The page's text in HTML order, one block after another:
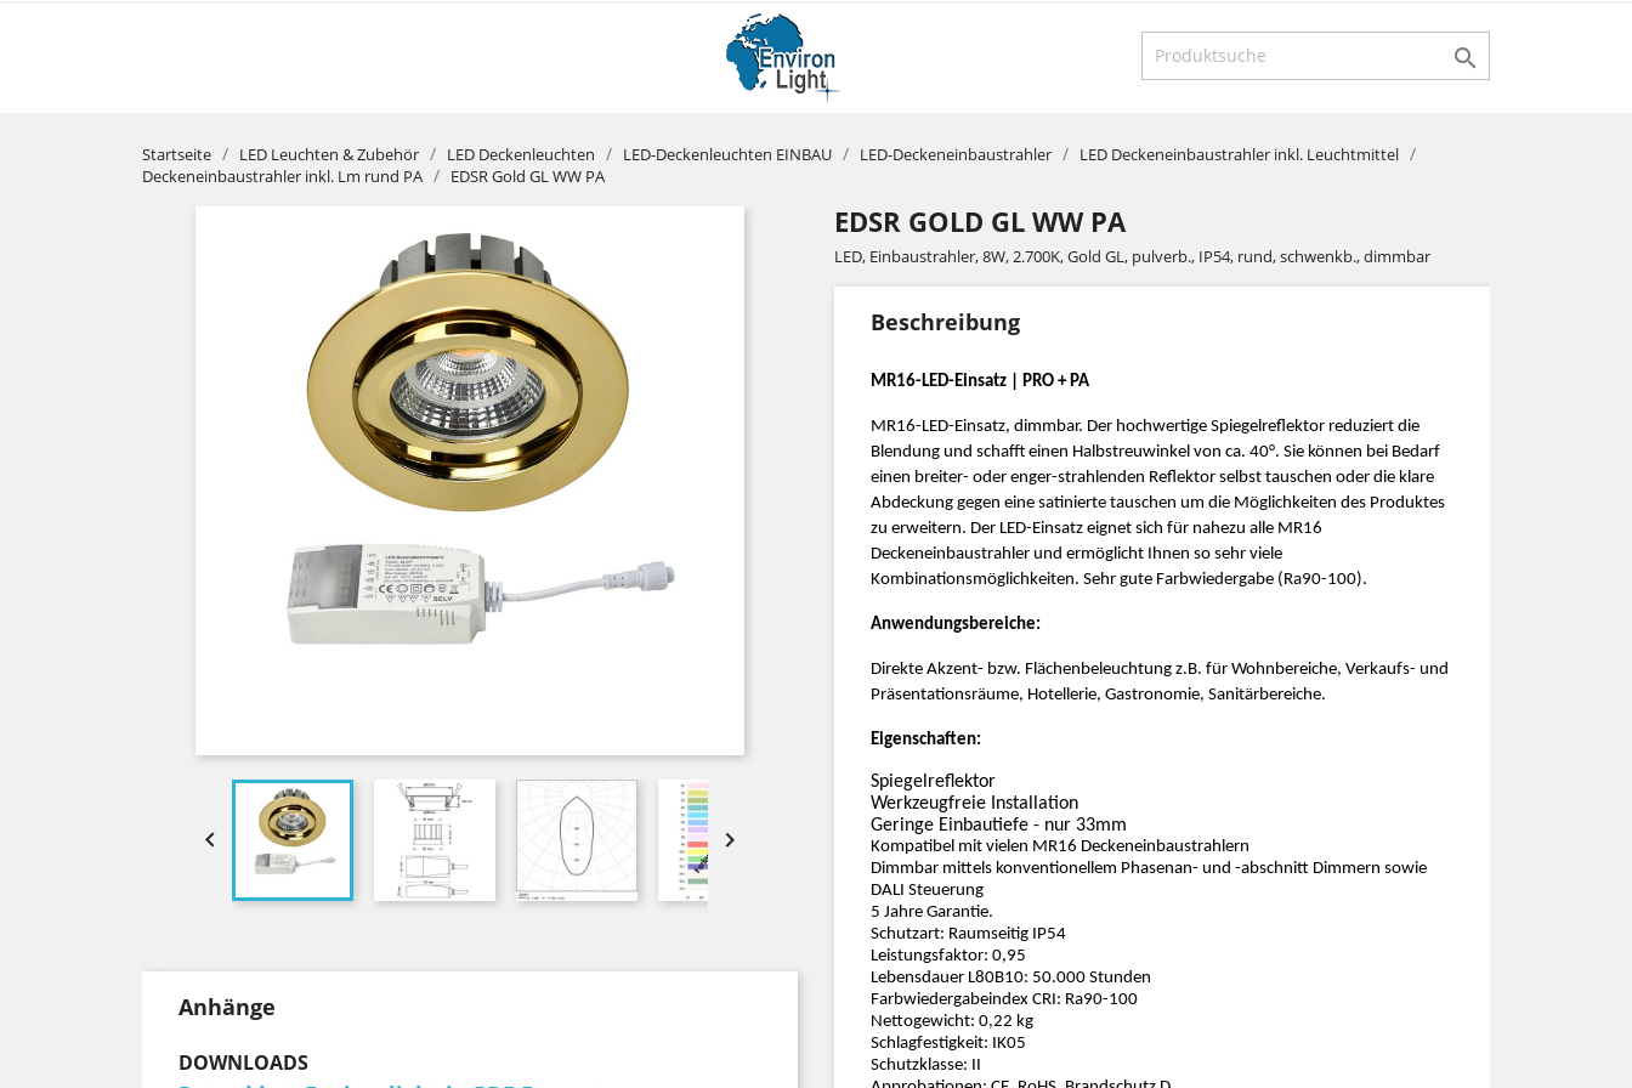

Startseite LED Leuchten & Zubehör LED Deckenleuchten LED-Deckenleuchten EINBAU LED-Deckeneinbaustrahler
LED Deckeneinbaustrahler inkl. Leuchtmittel
Deckeneinbaustrahler inkl. Lm rund PA
EDSR Gold GL WW PA
 
Anhänge
DOWNLOADS
EDSR GOLD GL WW PA
LED, Einbaustrahler, 8W, 2.700K, Gold GL, pulverb., IP54, rund, schwenkb., dimmbar
Beschreibung
MR16-LED-Einsatz | PRO + PA
MR16-LED-Einsatz, dimmbar. Der hochwertige Spiegelreflektor reduziert die
Blendung und schafft einen Halbstreuwinkel von ca. 40°. Sie können bei Bedarf
einen breiter- oder enger-strahlenden Reflektor selbst tauschen oder die klare
Abdeckung gegen eine satinierte tauschen um die Möglichkeiten des Produktes
zu erweitern. Der LED-Einsatz eignet sich für nahezu alle MR16
Deckeneinbaustrahler und ermöglicht Ihnen so sehr viele
Kombinationsmöglichkeiten. Sehr gute Farbwiedergabe (Ra90-100).
Anwendungsbereiche:
Direkte Akzent- bzw. Flächenbeleuchtung z.B. für Wohnbereiche, Verkaufs- und
Präsentationsräume, Hotellerie, Gastronomie, Sanitärbereiche.
Eigenschaften:
Spiegelreflektor
Werkzeugfreie Installation
Geringe Einbautiefe - nur 33mm
Kompatibel mit vielen MR16 Deckeneinbaustrahlern
Dimmbar mittels konventionellem Phasenan- und -abschnitt Dimmern sowie
DALI Steuerung
5 Jahre Garantie.
Schutzart: Raumseitig IP54
Leistungsfaktor: 0,95
Lebensdauer L80B10: 50.000 Stunden
Farbwiedergabeindex CRI: Ra90-100
Nettogewicht: 0,22 kg
Schlagfestigkeit: IK05
Schutzklasse: II